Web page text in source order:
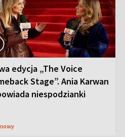
edycja „The Voice
Stage”. Ania Karwan
niespodzianki